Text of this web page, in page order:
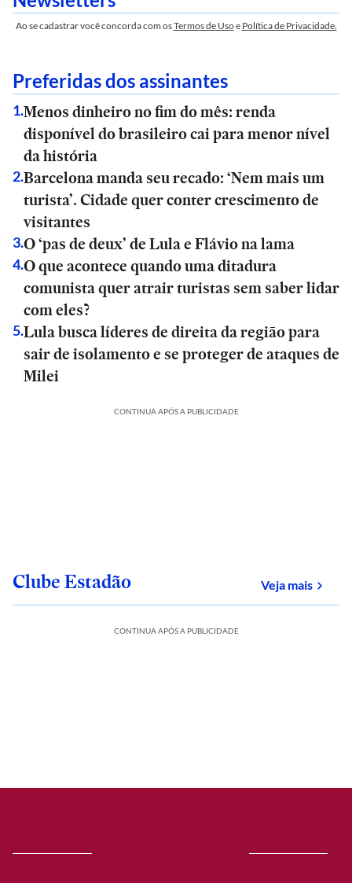
Ao se cadastrar você concorda com osTermos de Usoe Política de Privacidade.
Preferidas dos assinantes
1.Menos dinheiro no fim do mês: renda
disponível do brasileiro cai para menor nível
da história
2.Barcelona manda seu recado: ‘Nem mais um
turista’. Cidade quer conter crescimento de
visitantes
3.O ‘pas de deux’ de Lula e Flávio na lama
4.O que acontece quando uma ditadura
comunista quer atrair turistas sem saber lidar
com eles?
5.Lula busca líderes de direita da região para
sair de isolamento e se proteger de ataques de
Milei
CONTINUA APÓS A PUBLICIDADE
Clube Estadão Veja maissobre
CONTINUA APÓS A PUBLICIDADE